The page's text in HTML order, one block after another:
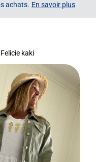
achats. En savoir plus
kaki